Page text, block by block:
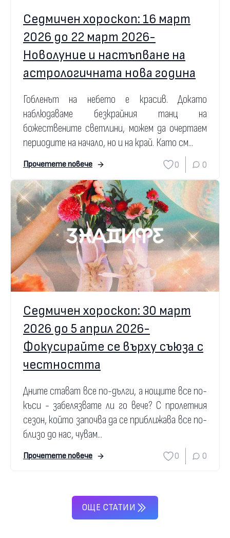
Седмичен хороскоп: 16 март
2026 до 22 март 2026-
Новолуние и настъпване на
астрологичната нова година
Гобленът на небето е красив. Докато
наблюдаваме безкрайния танц на
божествените светлини, можем да очертаем
периодите на начало, но и на край. Като см...
Прочетете повече 0 0
Седмичен хороскоп: 30 март
2026 до 5 април 2026-
Фокусирайте се върху съюза с
честността
Дните стават все по-дълги, а нощите все по-
къси - забелязвате ли го вече? С пролетния
сезон, който започва да се приближава все по-
близо до нас, чувам...
Прочетете повече 0 0
ОЩЕ СТАТИИ